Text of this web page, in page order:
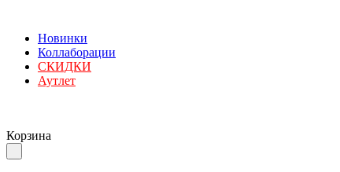
Новинки
Коллаборации
СКИДКИ
Аутлет
Корзина